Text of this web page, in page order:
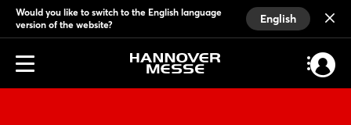
Would you like to switch to the English language
version of the website?
English